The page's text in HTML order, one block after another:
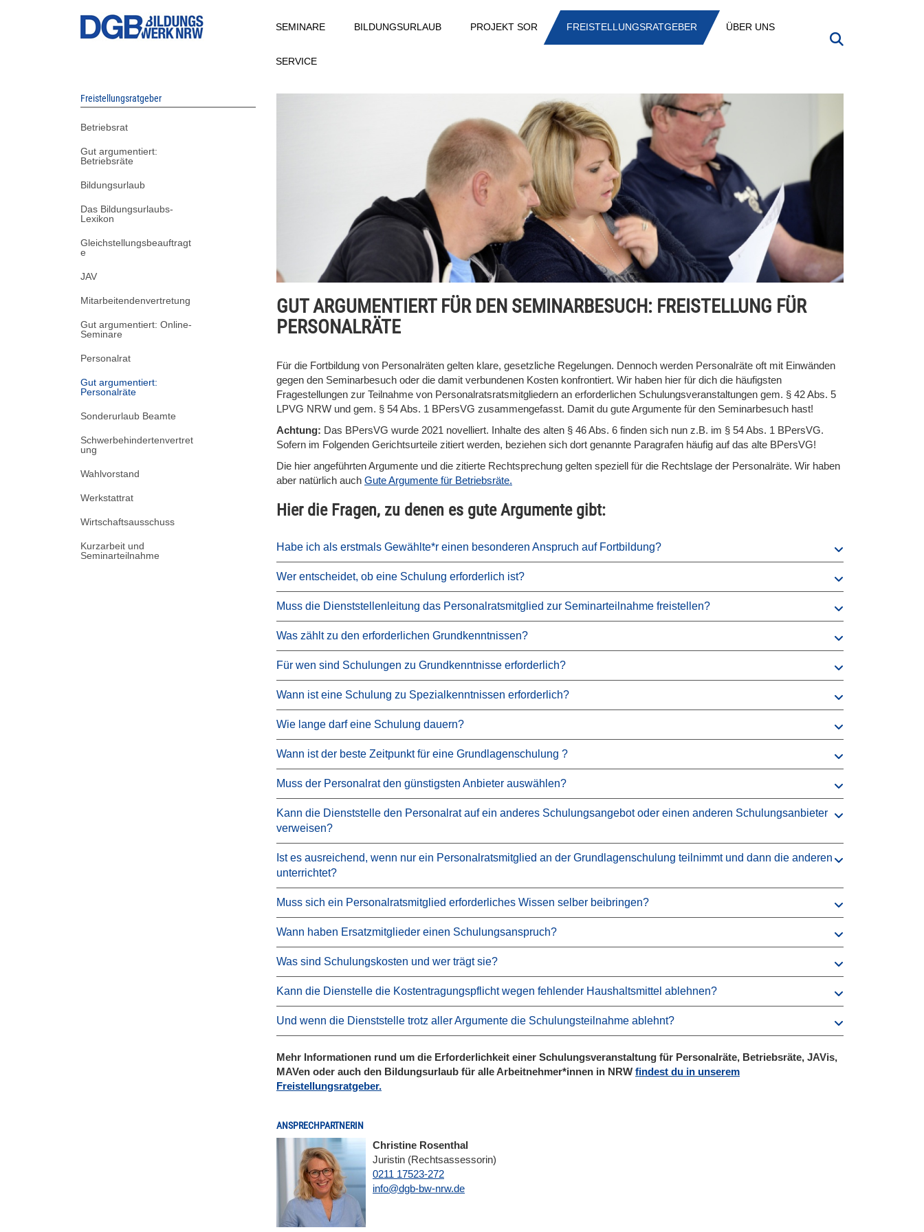
SEMINARE BILDUNGSURLAUB PROJEKT SOR FREISTELLUNGSRATGEBER ÜBER UNS
SERVICE
Freistellungsratgeber
Betriebsrat
Gut argumentiert:
Betriebsräte
Bildungsurlaub
Das Bildungsurlaubs-
Lexikon
Gleichstellungsbeauftragt
e
JAV
Mitarbeitendenvertretung
Gut argumentiert: Online-
Seminare
Personalrat
Gut argumentiert:
Personalräte
Sonderurlaub Beamte
Schwerbehindertenvertret
ung
Wahlvorstand
Werkstattrat
Wirtschaftsausschuss
Kurzarbeit und
Seminarteilnahme
GUT ARGUMENTIERT FÜR DEN SEMINARBESUCH: FREISTELLUNG FÜR
PERSONALRÄTE
Für die Fortbildung von Personalräten gelten klare, gesetzliche Regelungen. Dennoch werden Personalräte oft mit Einwänden
gegen den Seminarbesuch oder die damit verbundenen Kosten konfrontiert. Wir haben hier für dich die häufigsten
Fragestellungen zur Teilnahme von Personalratsratsmitgliedern an erforderlichen Schulungsveranstaltungen gem. § 42 Abs. 5
LPVG NRW und gem. § 54 Abs. 1 BPersVG zusammengefasst. Damit du gute Argumente für den Seminarbesuch hast!
Achtung: Das BPersVG wurde 2021 novelliert. Inhalte des alten § 46 Abs. 6 finden sich nun z.B. im § 54 Abs. 1 BPersVG.
Sofern im Folgenden Gerichtsurteile zitiert werden, beziehen sich dort genannte Paragrafen häufig auf das alte BPersVG!
Die hier angeführten Argumente und die zitierte Rechtsprechung gelten speziell für die Rechtslage der Personalräte. Wir haben
aber natürlich auch Gute Argumente für Betriebsräte.
Hier die Fragen, zu denen es gute Argumente gibt:
Habe ich als erstmals Gewählte*r einen besonderen Anspruch auf Fortbildung?
Wer entscheidet, ob eine Schulung erforderlich ist?
Muss die Dienststellenleitung das Personalratsmitglied zur Seminarteilnahme freistellen?
Was zählt zu den erforderlichen Grundkenntnissen?
Für wen sind Schulungen zu Grundkenntnisse erforderlich?
Wann ist eine Schulung zu Spezialkenntnissen erforderlich?
Wie lange darf eine Schulung dauern?
Wann ist der beste Zeitpunkt für eine Grundlagenschulung ?
Muss der Personalrat den günstigsten Anbieter auswählen?
Kann die Dienststelle den Personalrat auf ein anderes Schulungsangebot oder einen anderen Schulungsanbieter
verweisen?
Ist es ausreichend, wenn nur ein Personalratsmitglied an der Grundlagenschulung teilnimmt und dann die anderen
unterrichtet?
Muss sich ein Personalratsmitglied erforderliches Wissen selber beibringen?
Wann haben Ersatzmitglieder einen Schulungsanspruch?
Was sind Schulungskosten und wer trägt sie?
Kann die Dienstelle die Kostentragungspflicht wegen fehlender Haushaltsmittel ablehnen?
Und wenn die Dienststelle trotz aller Argumente die Schulungsteilnahme ablehnt?
Mehr Informationen rund um die Erforderlichkeit einer Schulungsveranstaltung für Personalräte, Betriebsräte, JAVis,
MAVen oder auch den Bildungsurlaub für alle Arbeitnehmer*innen in NRW findest du in unserem
Freistellungsratgeber.
ANSPRECHPARTNERIN
Christine Rosenthal
Juristin (Rechtsassessorin)
0211 17523-272
E-Mail
info@dgb-bw-nrw.de